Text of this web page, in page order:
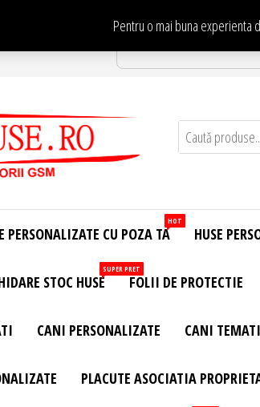
Pentru o mai buna
Te
PERSONALIZATE CU POZA TA
HOT
HUSE
STOC HUSE
SUPER PRET
FOLII DE PROTECTIE
CANI PERSONALIZATE CANI
PLACUTE ASOCIATIA